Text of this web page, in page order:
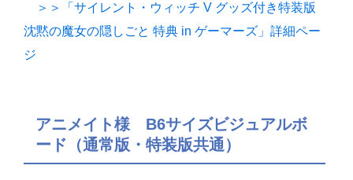
＞＞「サイレント・ウィッチ V グッズ付き特装版
沈黙の魔女の隠しごと 特典 in ゲーマーズ」詳細ペー
ジ
アニメイト様 B6サイズビジュアルボ
ード（通常版・特装版共通）